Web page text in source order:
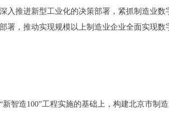
推进新型工业化的决策部署，紧抓制造业数
，推动实现规模以上制造业企业全面实现数
造100”工程实施的基础上，构建北京市制